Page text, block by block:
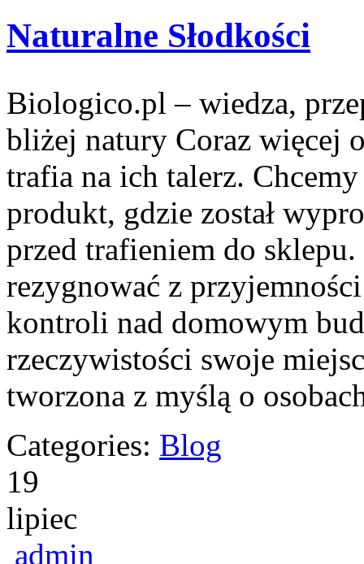
Naturalne Słodkości
Biologico.pl – wiedza,
bliżej natury Coraz więcej
trafia na ich talerz.
produkt, gdzie został
przed trafieniem do
rezygnować z
kontroli nad domowym
rzeczywistości swoje
tworzona z myślą o
Categories: Blog
19
lipiec
admin